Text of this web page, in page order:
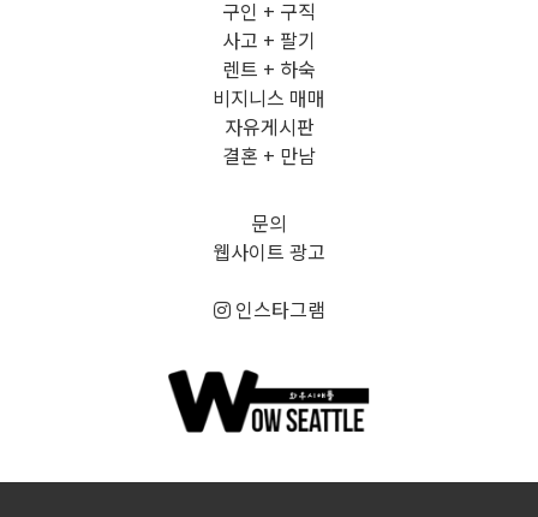
구인 + 구직
사고 + 팔기
렌트 + 하숙
비지니스 매매
자유게시판
결혼 + 만남
문의
웹사이트 광고
인스타그램